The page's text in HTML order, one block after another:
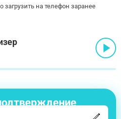
на телефон заранее